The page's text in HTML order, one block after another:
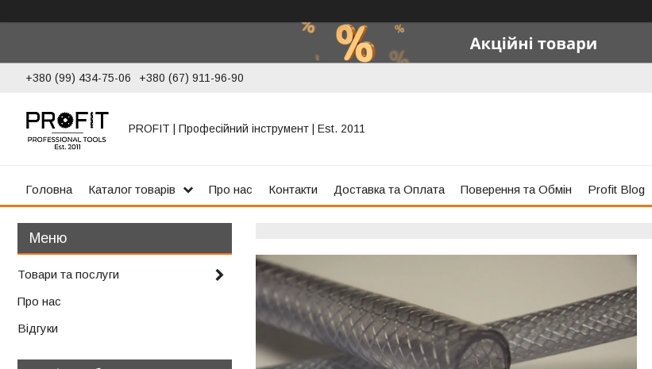
+380 (99) 434-75-06 +380 (67) 911-96-90
PROFIT | Професійний інструмент | Est. 2011
Головна Каталог товарів Про нас Контакти Доставка та Оплата Поверення та Обмін Profit Blog
Товари та послуги
Про нас
Відгуки